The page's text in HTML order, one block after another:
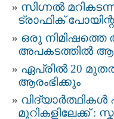
സിഗ്നൽ
ട്രാഫിക്
ഒരു നിമിഷത്തെ
അപകടത്തിൽ
ഏപ്രിൽ 20
ആരംഭിക്കും
മുറികളിലേക്ക്